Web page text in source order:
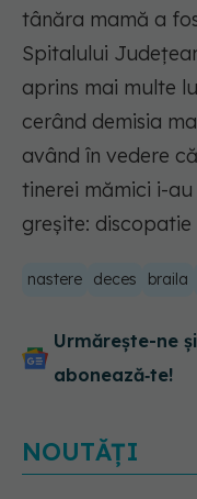
tânăra mamă a
Spitalului
aprins mai multe
cerând demisia
având în vedere
tinerei mămici i-
greşite:
nastere deces braila
Urmărește-ne
abonează‑te!
NOUTĂȚI